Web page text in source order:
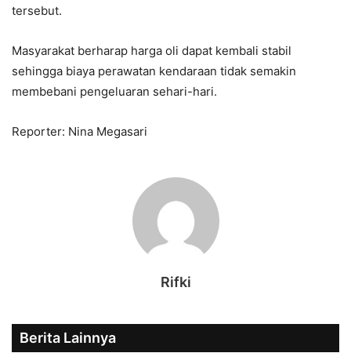
tersebut.
Masyarakat berharap harga oli dapat kembali stabil
sehingga biaya perawatan kendaraan tidak semakin
membebani pengeluaran sehari-hari.
Reporter: Nina Megasari
Rifki
Berita Lainnya